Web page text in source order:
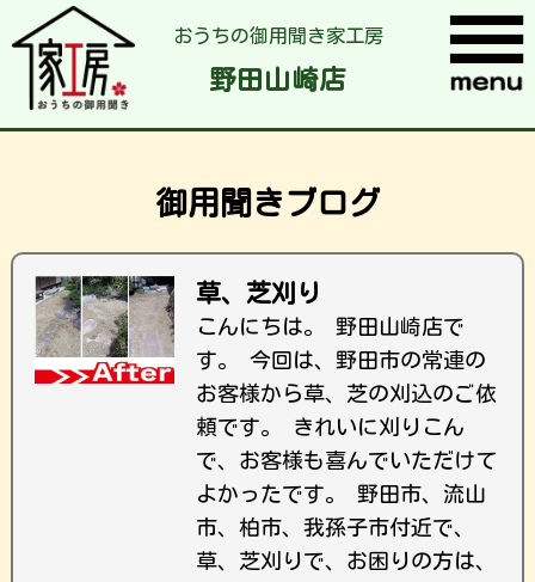
おうちの御用聞き家工房
野田山崎店
御用聞きブログ
草、芝刈り
こんにちは。 野田山崎店で
す。 今回は、野田市の常連の
お客様から草、芝の刈込のご依
頼です。 きれいに刈りこん
で、お客様も喜んでいただけて
よかったです。 野田市、流山
市、柏市、我孫子市付近で、
草、芝刈りで、お困りの方は、